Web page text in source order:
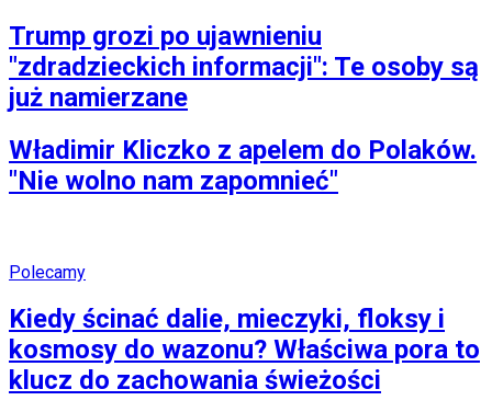
Trump grozi po ujawnieniu
"zdradzieckich informacji": Te osoby są
już namierzane
Władimir Kliczko z apelem do Polaków.
"Nie wolno nam zapomnieć"
Polecamy
Kiedy ścinać dalie, mieczyki, floksy i
kosmosy do wazonu? Właściwa pora to
klucz do zachowania świeżości